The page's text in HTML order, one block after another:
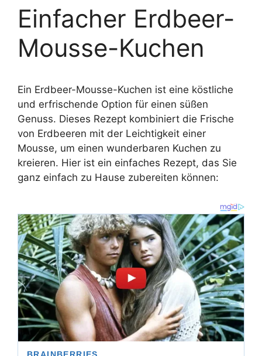
Einfacher Erdbeer-
Mousse-Kuchen
Ein Erdbeer-Mousse-Kuchen ist eine köstliche
und erfrischende Option für einen süßen
Genuss. Dieses Rezept kombiniert die Frische
von Erdbeeren mit der Leichtigkeit einer
Mousse, um einen wunderbaren Kuchen zu
kreieren. Hier ist ein einfaches Rezept, das Sie
ganz einfach zu Hause zubereiten können: